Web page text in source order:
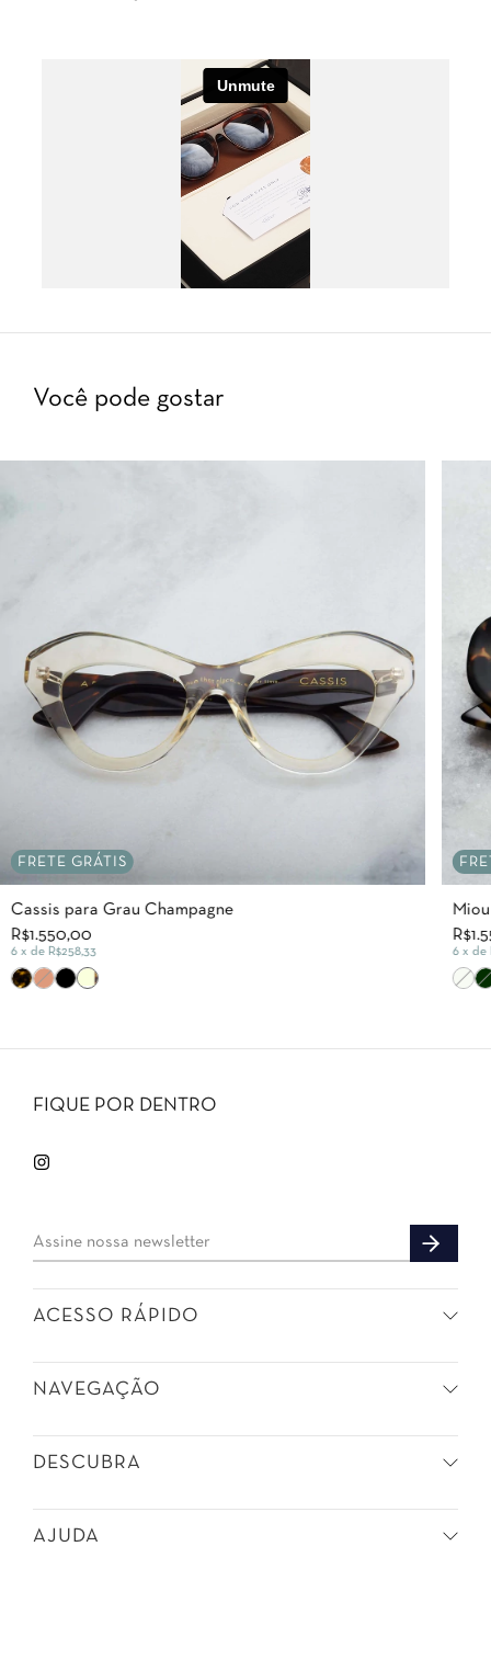
Você pode gostar
FRETE GRÁTIS
Cassis para Grau Champagne
R$1.550,00
6 x de R$258,33 6 x de
FIQUE POR DENTRO
ACESSO RÁPIDO
NAVEGAÇÃO
DESCUBRA
AJUDA